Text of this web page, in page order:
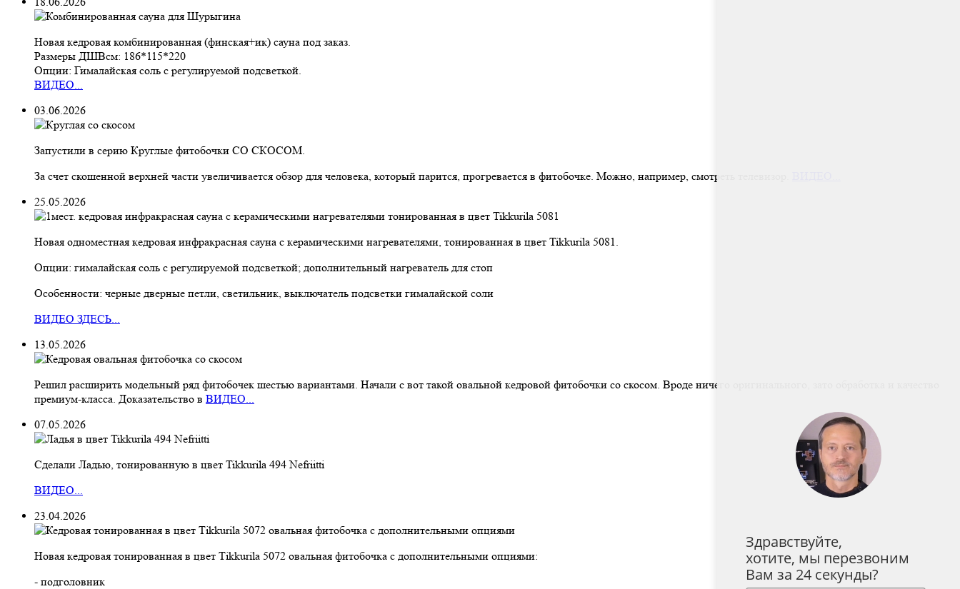
Новая кедровая комбинированная (финская+ик) сауна под заказ.
Размеры ДШВсм: 186*115*220
Опции: Гималайская соль с регулируемой подсветкой.
ВИДЕО...
03.06.2026
Запустили в серию Круглые фитобочки СО СКОСОМ.
За счет скошенной верхней части увеличивается обзор для человека, который парится, прогревается в фитобочке. Можно, например, смотреть телевизор.
25.05.2026
Новая одноместная кедровая инфракрасная сауна с керамическими нагревателями, тонированная в цвет Tikkurila 5081.
Опции: гималайская соль с регулируемой подсветкой; дополнительный нагреватель для стоп
Особенности: черные дверные петли, светильник, выключатель подсветки гималайской соли
ВИДЕО ЗДЕСЬ...
13.05.2026
Решил расширить модельный ряд фитобочек шестью вариантами. Начали с вот такой овальной кедровой фитобочки со скосом. Вроде ничего оригинального, зато обработка и качество
премиум-класса. Доказательство в ВИДЕО...
07.05.2026
Сделали Ладью, тонированную в цвет Tikkurila 494 Nefriitti
ВИДЕО...
23.04.2026
Новая кедровая тонированная в цвет Тikkurila 5072 овальная фитобочка с дополнительными опциями:
- подголовник
Здравствуйте,
хотите, мы перезвоним
Вам за 24 секунды?